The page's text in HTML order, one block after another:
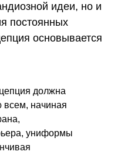
идеи, но и
постоянных
основывается
должна
всем, начиная
униформы